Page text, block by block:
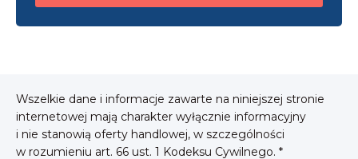
Wszelkie dane i informacje zawarte na niniejszej stronie
internetowej mają charakter wyłącznie informacyjny
i nie stanowią oferty handlowej, w szczególności
w rozumieniu art. 66 ust. 1 Kodeksu Cywilnego. *